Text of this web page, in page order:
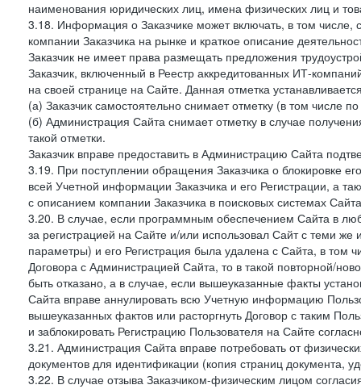
наименования юридических лиц, имена физических лиц и
3.18. Информация о Заказчике может включать, в том
компании Заказчика на рынке и краткое описание
Заказчик не имеет права размещать предложения
Заказчик, включенный в Реестр аккредитованных ИТ-
на своей странице на Сайте. Данная отметка
(а) Заказчик самостоятельно снимает отметку (в том числе
(б) Администрация Сайта снимает отметку в случае
такой отметки.
Заказчик вправе предоставить в Администрацию Сайта
3.19. При поступлении обращения Заказчика о блокировке
всей Учетной информации Заказчика и его Регистрации, а
с описанием компании Заказчика в поисковых системах
3.20. В случае, если программным обеспечением Сайта в
за регистрацией на Сайте и/или использовал Сайт с теми
параметры) и его Регистрация была удалена с Сайта, в том
Договора с Администрацией Сайта, то в такой повторной/
быть отказано, а в случае, если вышеуказанные факты
Сайта вправе аннулировать всю Учетную информацию
вышеуказанных фактов или расторгнуть Договор с таким
и заблокировать Регистрацию Пользователя на Сайте
3.21. Администрация Сайта вправе потребовать от
документов для идентификации (копия страниц документа,
3.22. В случае отзыва Заказчиком-физическим лицом